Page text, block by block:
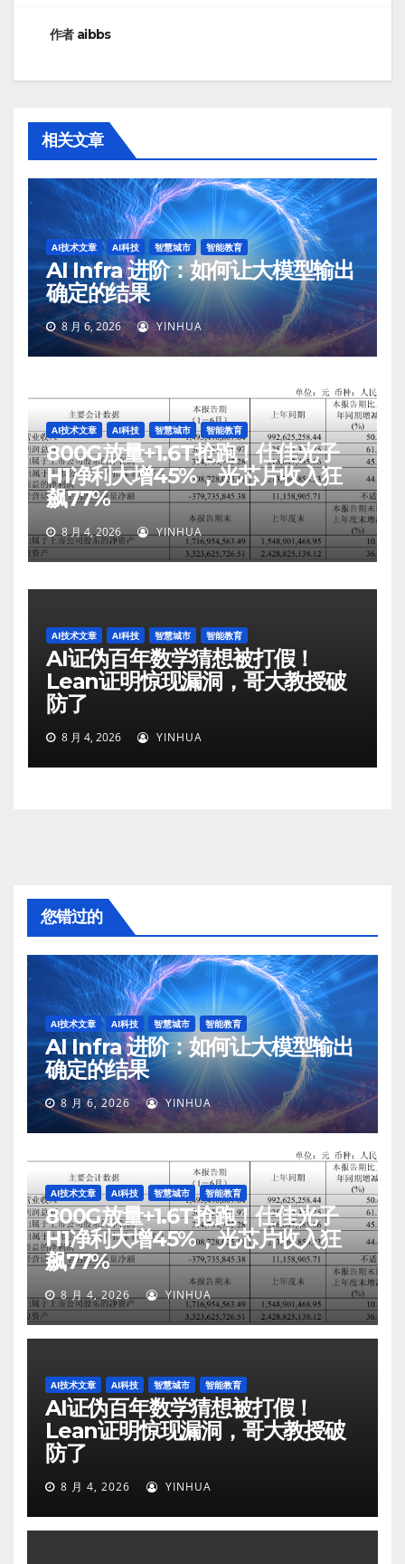
作者 aibbs
相关文章
AI技术文章 AI科技 智慧城市 智能教育
AI Infra 进阶：如何让大模型输出
确定的结果
8 月 6, 2026 YINHUA
AI技术文章 AI科技 智慧城市 智能教育
800G放量+1.6T抢跑！仕佳光子
H1净利大增45%，光芯片收入狂
飙77%
8 月 4, 2026 YINHUA
AI技术文章 AI科技 智慧城市 智能教育
AI证伪百年数学猜想被打假！
Lean证明惊现漏洞，哥大教授破
防了
8 月 4, 2026 YINHUA
您错过的
AI技术文章 AI科技 智慧城市 智能教育
AI Infra 进阶：如何让大模型输出
确定的结果
8 月 6, 2026 YINHUA
AI技术文章 AI科技 智慧城市 智能教育
800G放量+1.6T抢跑！仕佳光子
H1净利大增45%，光芯片收入狂
飙77%
8 月 4, 2026 YINHUA
AI技术文章 AI科技 智慧城市 智能教育
AI证伪百年数学猜想被打假！
Lean证明惊现漏洞，哥大教授破
防了
8 月 4, 2026 YINHUA